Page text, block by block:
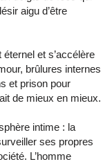
aigu d’être
et s’accélère
brûlures internes
et prison pour
de mieux en mieux.
intime : la
ses propres
L’homme